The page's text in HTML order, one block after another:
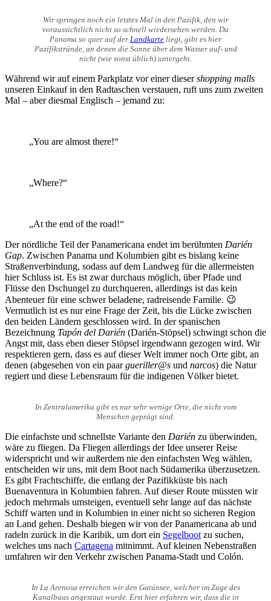
Wir springen noch ein letztes Mal in den Pazifik, den wir
voraussichtlich nicht so schnell wiedersehen werden. Da
Panama so quer auf der Landkarte liegt, gibt es hier
Pazifikstrände, an denen die Sonne über dem Wasser auf- und
nicht (wie sonst üblich) untergeht.
Während wir auf einem Parkplatz vor einer diesershopping malls
unseren Einkauf in den Radtaschen verstauen, ruft uns zum zweiten
Mal – aber diesmal Englisch – jemand zu:
„You are almost there!“
„Where?“
„At the end of the road!“
Der nördliche Teil der Panamericana endet im berühmten Darién
Gap. Zwischen Panama und Kolumbien gibt es bislang keine
Straßenverbindung, sodass auf dem Landweg für die allermeisten
hier Schluss ist. Es ist zwar durchaus möglich, über Pfade und
Flüsse den Dschungel zu durchqueren, allerdings ist das kein
Abenteuer für eine schwer beladene, radreisende Familie. 😉
Vermutlich ist es nur eine Frage der Zeit, bis die Lücke zwischen
den beiden Ländern geschlossen wird. In der spanischen
Bezeichnung Tapón del Darién (Darién-Stöpsel) schwingt schon die
Angst mit, dass eben dieser Stöpsel irgendwann gezogen wird. Wir
respektieren gern, dass es auf dieser Welt immer noch Orte gibt, an
denen (abgesehen von ein paargueriller@s und narcos) die Natur
regiert und diese Lebensraum für die indigenen Völker bietet.
In Zentralamerika gibt es nur sehr wenige Orte, die nicht vom
Menschen geprägt sind.
Die einfachste und schnellste Variante den Darién zu überwinden,
wäre zu fliegen. Da Fliegen allerdings der Idee unserer Reise
widerspricht und wir außerdem nie den einfachsten Weg wählen,
entscheiden wir uns, mit dem Boot nach Südamerika überzusetzen.
Es gibt Frachtschiffe, die entlang der Pazifikküste bis nach
Buenaventura in Kolumbien fahren. Auf dieser Route müssten wir
jedoch mehrmals umsteigen, eventuell sehr lange auf das nächste
Schiff warten und in Kolumbien in einer nicht so sicheren Region
an Land gehen. Deshalb biegen wir von der Panamericana ab und
radeln zurück in die Karibik, um dort ein Segelboot zu suchen,
welches uns nach Cartagena mitnimmt. Auf kleinen Nebenstraßen
umfahren wir den Verkehr zwischen Panama-Stadt und Colón.
In La Arenosa erreichen wir den Gatúnsee, welcher im Zuge des
Kanalbaus angestaut wurde. Erst hier erfahren wir, dass die in